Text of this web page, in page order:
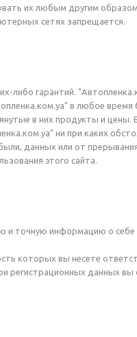
их любым другим
сетях запрещается.
либо гарантий.
в любое
в них продукты и цены. В
ни при каких
данных или от
этого сайта.
и точную информацию о
которых вы несете
регистрационных данных